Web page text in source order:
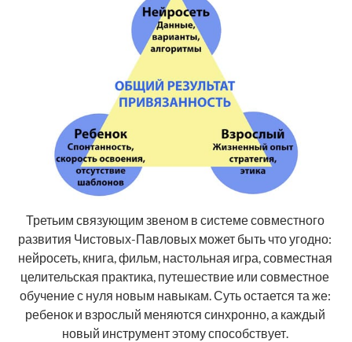
Третьим связующим звеном в системе совместного
развития Чистовых-Павловых может быть что угодно:
нейросеть, книга, фильм, настольная игра, совместная
целительская практика, путешествие или совместное
обучение с нуля новым навыкам. Суть остается та же:
ребенок и взрослый меняются синхронно, а каждый
новый инструмент этому способствует.